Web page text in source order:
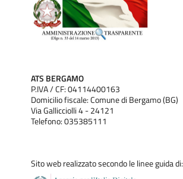
ATS BERGAMO
P.IVA / CF: 04114400163
Domicilio fiscale: Comune di Bergamo (BG)
Via Gallicciolli 4 - 24121
Telefono: 035385111
Sito web realizzato secondo le linee guida di: